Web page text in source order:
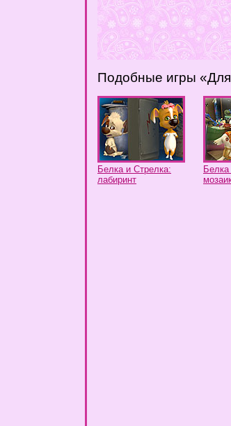
Подобные игры
Белка и Стрелка:
лабиринт